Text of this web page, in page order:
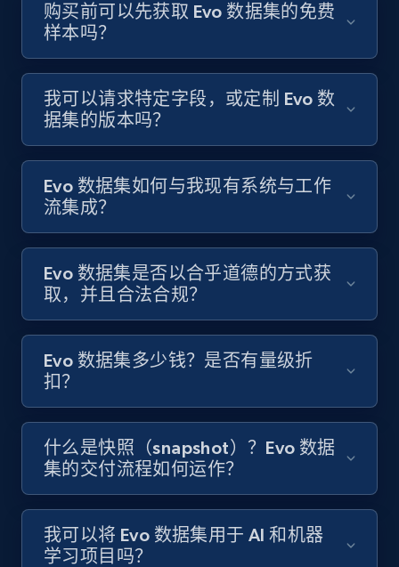
购买前可以先获取 Evo 数据集的免费
样本吗？
我可以请求特定字段，或定制 Evo 数
据集的版本吗？
Evo 数据集如何与我现有系统与工作
流集成？
Evo 数据集是否以合乎道德的方式获
取，并且合法合规？
Evo 数据集多少钱？是否有量级折
扣？
什么是快照（snapshot）？Evo 数据
集的交付流程如何运作？
我可以将 Evo 数据集用于 AI 和机器
学习项目吗？